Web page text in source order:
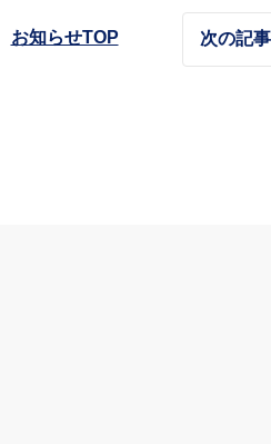
お知らせTOP 次の記事